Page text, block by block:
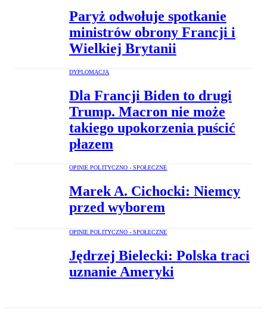
Paryż odwołuje spotkanie
ministrów obrony Francji i
Wielkiej Brytanii
DYPLOMACJA
Dla Francji Biden to drugi
Trump. Macron nie może
takiego upokorzenia puścić
płazem
OPINIE POLITYCZNO - SPOŁECZNE
Marek A. Cichocki: Niemcy
przed wyborem
OPINIE POLITYCZNO - SPOŁECZNE
Jędrzej Bielecki: Polska traci
uznanie Ameryki